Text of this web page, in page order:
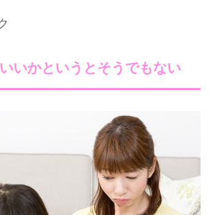
いかというとそうでもない